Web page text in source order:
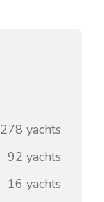
278 yachts
92 yachts
16 yachts